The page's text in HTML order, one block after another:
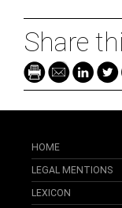
Share
HOME
LEGAL MENTIONS
LEXICON